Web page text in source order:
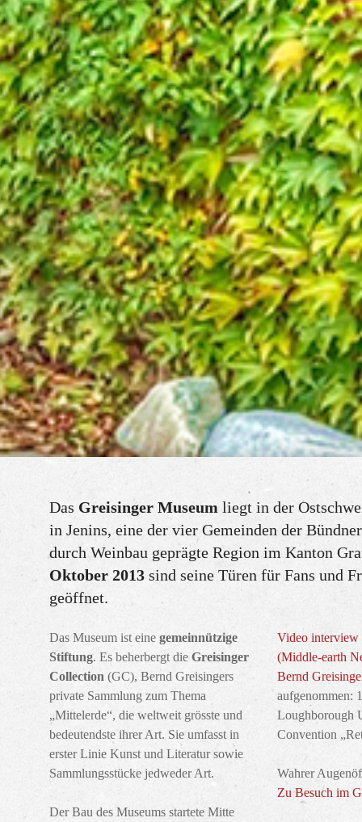
Das Greisinger Museum liegt in der
in Jenins, eine der vier Gemeinden der
durch Weinbau geprägte Region im Kanton
Oktober 2013 sind seine Türen für Fans und
geöffnet.
Das Museum ist einegemeinnützige
Stiftung. Es beherbergt dieGreisinger
Collection (GC), Bernd Greisingers
private Sammlung zum Thema
„Mittelerde“, die weltweit grösste und
bedeutendste ihrer Art. Sie umfasst in
erster Linie Kunst und Literatur sowie
Sammlungsstücke jedweder Art.
Der Bau des Museums startete Mitte
Video
(Middle-earth
Bernd
aufgenommen:
Loughborough
Convention
Wahrer
Zu Besuch im